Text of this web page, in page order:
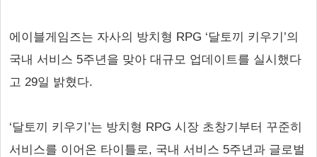
에이블게임즈는 자사의 방치형 RPG ‘달토끼 키우기’의
국내 서비스 5주년을 맞아 대규모 업데이트를 실시했다
고 29일 밝혔다.
‘달토끼 키우기’는 방치형 RPG 시장 초창기부터 꾸준히
서비스를 이어온 타이틀로, 국내 서비스 5주년과 글로벌